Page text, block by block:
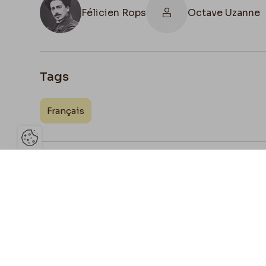
Félicien Rops Octave Uzanne
Tags
Français
Ouvrir la barre de gestion des